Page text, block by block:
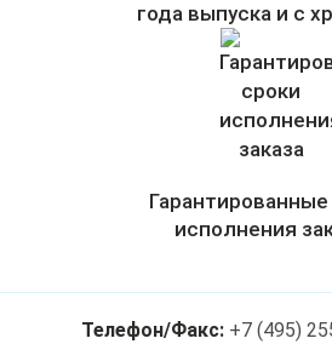
года выпуска и с
Гарантированные
исполнения
Телефон/Факс: +7 (495)